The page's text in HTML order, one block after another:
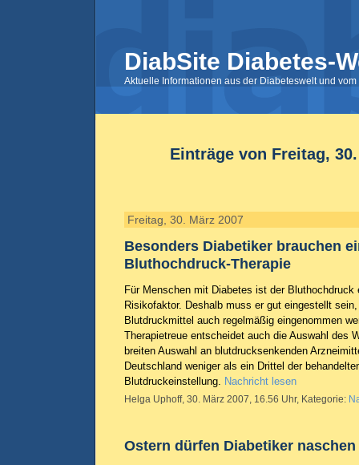
DiabSite Diabetes-
Aktuelle Informationen aus der Diabeteswelt und
Einträge von Freitag,
Freitag, 30. März 2007
Besonders Diabetiker brauchen
Bluthochdruck-Therapie
Für Menschen mit Diabetes ist der Bluthochdruck
Risikofaktor. Deshalb muss er gut eingestellt
Blutdruckmittel auch regelmäßig eingenommen
Therapietreue entscheidet auch die Auswahl des
breiten Auswahl an blutdrucksenkenden
Deutschland weniger als ein Drittel der
Blutdruckeinstellung. Nachricht lesen
Helga Uphoff, 30. März 2007, 16.56 Uhr, Kategorie:
Ostern dürfen Diabetiker naschen